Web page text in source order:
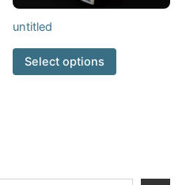
untitled
Select options